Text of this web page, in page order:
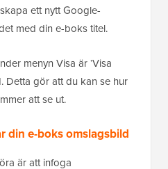
ett nytt Google-
med din e-boks titel.
menyn Visa är ‘Visa
Detta gör att du kan se hur
att se ut.
din e-boks omslagsbild
är att infoga